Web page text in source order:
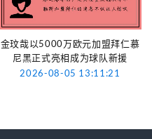
金玟哉以5000万欧元加盟拜仁慕
尼黑正式亮相成为球队新援
2026-08-05 13:11:21